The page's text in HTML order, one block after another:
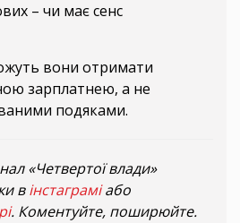
– чи має сенс
вони отримати
зарплатнею, а не
подяками.
«Четвертої влади»
вінстаграміабо
. Коментуйте, поширюйте.